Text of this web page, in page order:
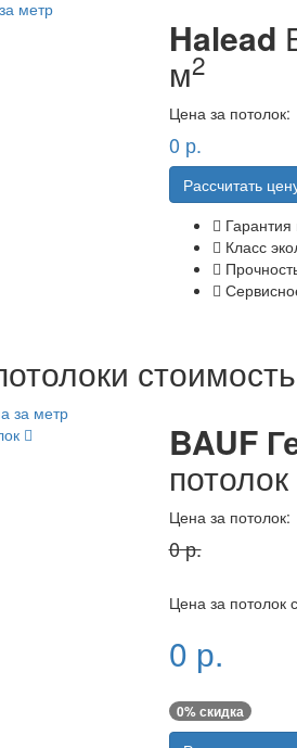
Halead
м2
Цена за потолок:
0 р.
Рассчитать
Класс
стоимость
BAUF
потолок
Цена за потолок:
0р.
Цена за потолок
0 р.
0% скидка